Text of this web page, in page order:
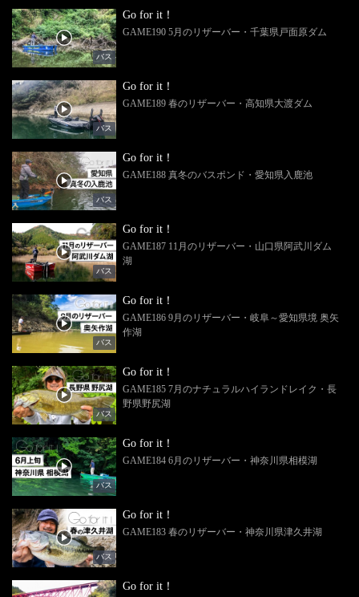
バス
Go for it！
GAME190 5月のリザーバー・千葉県戸面原ダム
バス
Go for it！
GAME189 春のリザーバー・高知県大渡ダム
バス
Go for it！
GAME188 真冬のバスポンド・愛知県入鹿池
バス
Go for it！
GAME187 11月のリザーバー・山口県阿武川ダム
湖
バス
Go for it！
GAME186 9月のリザーバー・岐阜～愛知県境 奥矢
作湖
バス
Go for it！
GAME185 7月のナチュラルハイランドレイク・長
野県野尻湖
バス
Go for it！
GAME184 6月のリザーバー・神奈川県相模湖
バス
Go for it！
GAME183 春のリザーバー・神奈川県津久井湖
Go for it！